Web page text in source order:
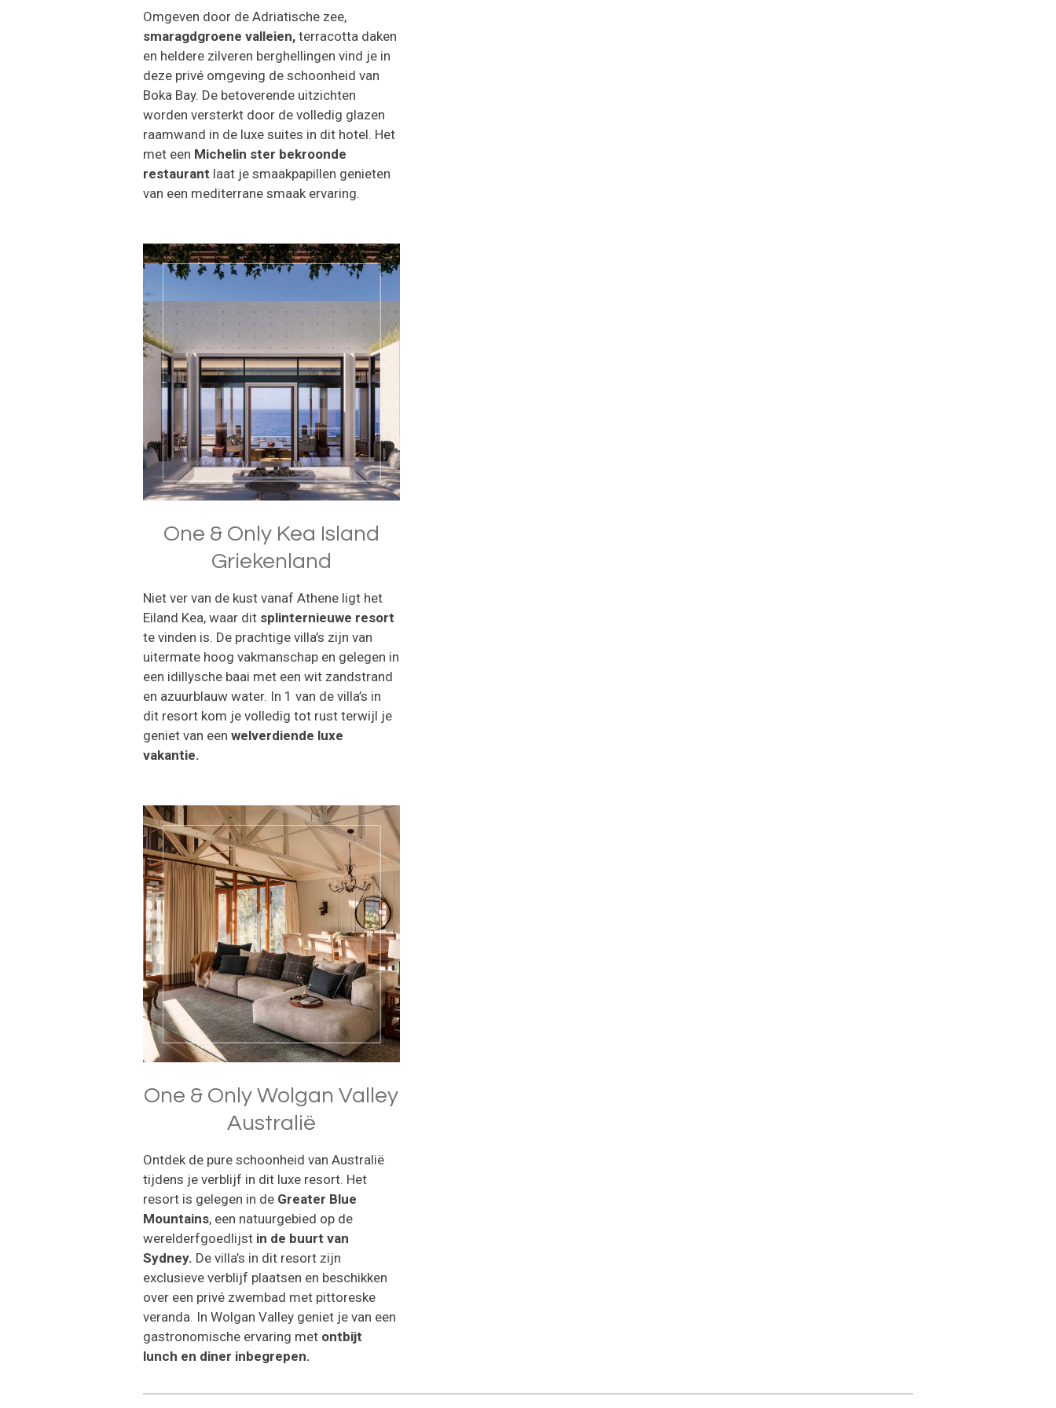
Omgeven door de Adriatische zee,
smaragdgroene valleien, terracotta daken
en heldere zilveren berghellingen vind je in
deze privé omgeving de schoonheid van
Boka Bay. De betoverende uitzichten
worden versterkt door de volledig glazen
raamwand in de luxe suites in dit hotel. Het
met een Michelin ster bekroonde
restaurant laat je smaakpapillen genieten
van een mediterrane smaak ervaring.
One & Only Kea Island
Griekenland
Niet ver van de kust vanaf Athene ligt het
Eiland Kea, waar dit splinternieuwe resort
te vinden is. De prachtige villa’s zijn van
uitermate hoog vakmanschap en gelegen in
een idillysche baai met een wit zandstrand
en azuurblauw water. In 1 van de villa’s in
dit resort kom je volledig tot rust terwijl je
geniet van een welverdiende luxe
vakantie.
One & Only Wolgan Valley
Australië
Ontdek de pure schoonheid van Australië
tijdens je verblijf in dit luxe resort. Het
resort is gelegen in de Greater Blue
Mountains, een natuurgebied op de
werelderfgoedlijst in de buurt van
Sydney. De villa’s in dit resort zijn
exclusieve verblijf plaatsen en beschikken
over een privé zwembad met pittoreske
veranda. In Wolgan Valley geniet je van een
gastronomische ervaring met ontbijt
lunch en diner inbegrepen.